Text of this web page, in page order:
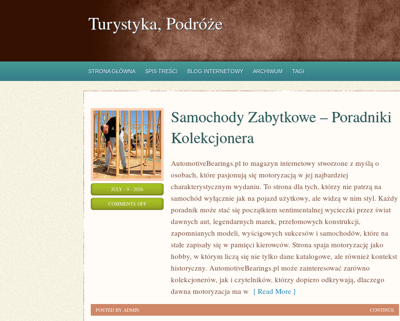
Turystyka, Podróże
STRONA GŁÓWNA SPIS TREŚCI BLOG INTERNETOWY ARCHIWUM TAGI
JULY - 9 - 2026
COMMENTS OFFON
SAMOCHODY
Samochody Zabytkowe – Poradniki
Kolekcjonera
AutomotiveBearings.pl to magazyn internetowy stworzone z myślą o
osobach, które pasjonują się motoryzacją w jej najbardziej
charakterystycznym wydaniu. To strona dla tych, którzy nie patrzą na
samochód wyłącznie jak na pojazd użytkowy, ale widzą w nim styl. Każdy
poradnik może stać się początkiem sentimentalnej wycieczki przez świat
dawnych aut, legendarnych marek, przełomowych konstrukcji,
zapomnianych modeli, wyścigowych sukcesów i samochodów, które na
stałe zapisały się w pamięci kierowców. Strona spaja motoryzację jako
hobby, w którym liczą się nie tylko dane katalogowe, ale również kontekst
historyczny. AutomotiveBearings.pl może zainteresować zarówno
kolekcjonerów, jak i czytelników, którzy dopiero odkrywają, dlaczego
dawna motoryzacja ma w [ Read More ]
CONTINUE
POSTED BY ADMIN